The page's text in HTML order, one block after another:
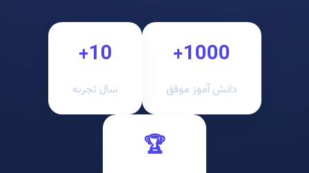
1000+
دانش آموز موفق
10+
سال تجربه
🏆